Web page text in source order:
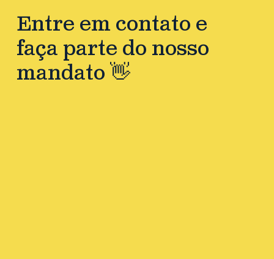
Entre em contato e
faça parte do nosso
mandato 👋